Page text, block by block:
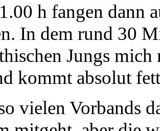
h fangen dann
In dem rund 30
Jungs
kommt absolut
vielen Vorbands